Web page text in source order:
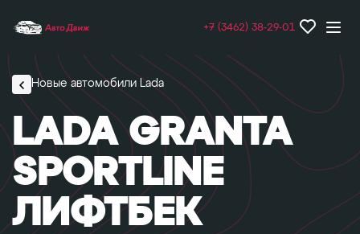
+7 (3462) 38-29-01
Новые автомобили Lada
LADA GRANTA
SPORTLINE
ЛИФТБЕК